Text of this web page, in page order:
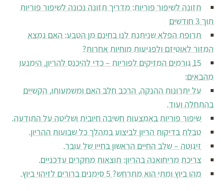
תזונה לשיפור פוריות: מדריך תזונה נכונה לשיפור פוריות
תוך 3 חודשים
תרופת הפלא שניתנת לנו בחינם מן הטבע: האם נמצא
המזור לאוטיזם ולפגיעות מוחיות אחרות?
15 גורמים המזיקים לפוריות – כדי להיכנס להריון, הימנעו
מהבאים:
על יתרונות ההנקה, הרכב חלב האם ומשמעותו, הקשיים
בהתחלה ועוד.
שיפור פוריות באמצעות חשיבה חיובית ושליטה על התודעה.
טבלת בדיקות הריון לביצוע במהלך כל שבועות ההריון.
זיגוטה – שלב החיים הראשון בחייו של עובר.
צריכת מריחואנה בהריון: תוצאות מחקרים עדכניים.
מהו ביוץ ומתי הוא מתרחש? 5 סימנים ברורים לזיהוי ביוץ.